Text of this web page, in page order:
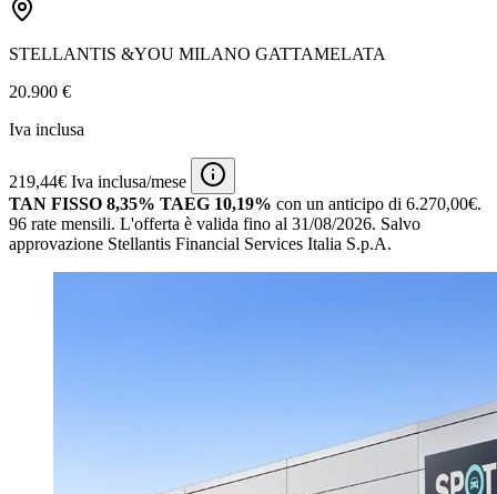
STELLANTIS &YOU MILANO GATTAMELATA
20.900 €
Iva inclusa
219,44€ Iva inclusa/mese
TAN FISSO 8,35% TAEG 10,19% con un anticipo di 6.270,00€.
96 rate mensili. L'offerta è valida fino al 31/08/2026. Salvo
approvazione Stellantis Financial Services Italia S.p.A.